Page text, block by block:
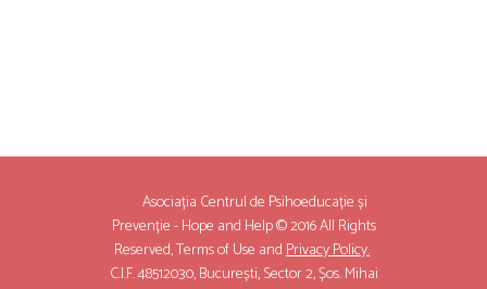
Asociația Centrul de Psihoeducație și
Prevenție - Hope and Help © 2016 All Rights
Reserved,Terms of Use andPrivacy Policy.
C.I.F. 48512030, București, Sector 2, Șos. Mihai